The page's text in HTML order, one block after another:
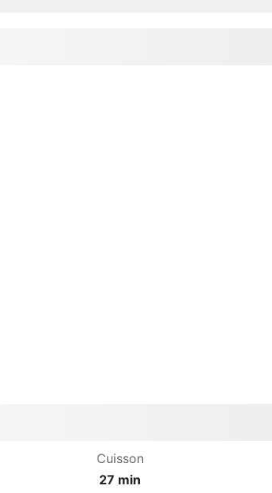
Cuisson
27 min